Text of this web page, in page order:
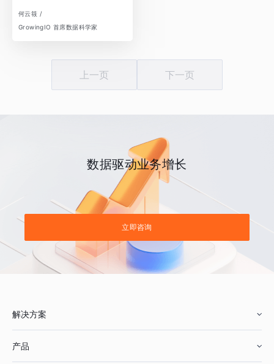
何云筱 /
GrowingIO 首席数据科学家
上一页 下一页
数据驱动业务增长
立即咨询
解决方案
产品